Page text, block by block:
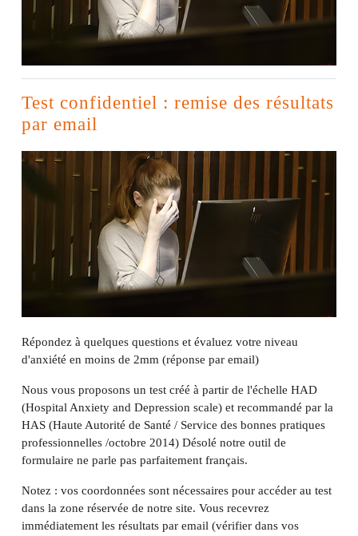
Test confidentiel : remise des résultats
par email
Répondez à quelques questions et évaluez votre niveau
d'anxiété en moins de 2mm (réponse par email)
Nous vous proposons un test créé à partir de l'échelle HAD
(Hospital Anxiety and Depression scale) et recommandé par la
HAS (Haute Autorité de Santé / Service des bonnes pratiques
professionnelles /octobre 2014) Désolé notre outil de
formulaire ne parle pas parfaitement français.
Notez : vos coordonnées sont nécessaires pour accéder au test
dans la zone réservée de notre site. Vous recevrez
immédiatement les résultats par email (vérifier dans vos